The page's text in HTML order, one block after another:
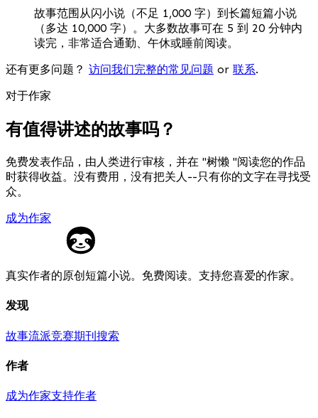
故事范围从闪小说（不足 1,000 字）到长篇短篇小说
（多达 10,000 字）。大多数故事可在 5 到 20 分钟内
读完，非常适合通勤、午休或睡前阅读。
还有更多问题？ 访问我们完整的常见问题 or 联系.
对于作家
有值得讲述的故事吗？
免费发表作品，由人类进行审核，并在 "树懒 "阅读您的作品
时获得收益。没有费用，没有把关人--只有你的文字在寻找受
众。
成为作家
真实作者的原创短篇小说。免费阅读。支持您喜爱的作家。
发现
故事流派竞赛期刊搜索
作者
成为作家支持作者